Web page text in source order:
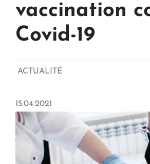
vaccination
Covid-19
ACTUALITÉ
15.04.2021